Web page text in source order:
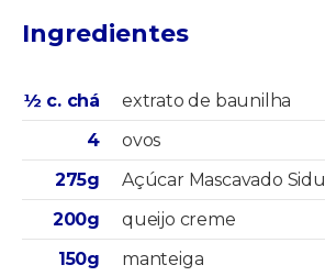
Ingredientes
½ c. chá
extrato de baunilha
4
ovos
275g
Açúcar Mascavado Sidul
200g
queijo creme
150g
manteiga